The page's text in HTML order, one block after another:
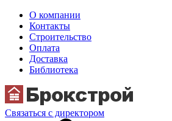
О компании
Контакты
Строительство
Оплата
Доставка
Библиотека
Связаться с директором